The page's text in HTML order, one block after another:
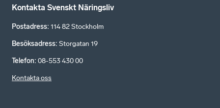
Kontakta Svenskt Näringsliv
Postadress: 114 82 Stockholm
Besöksadress: Storgatan 19
Telefon: 08-553 430 00
Kontakta oss